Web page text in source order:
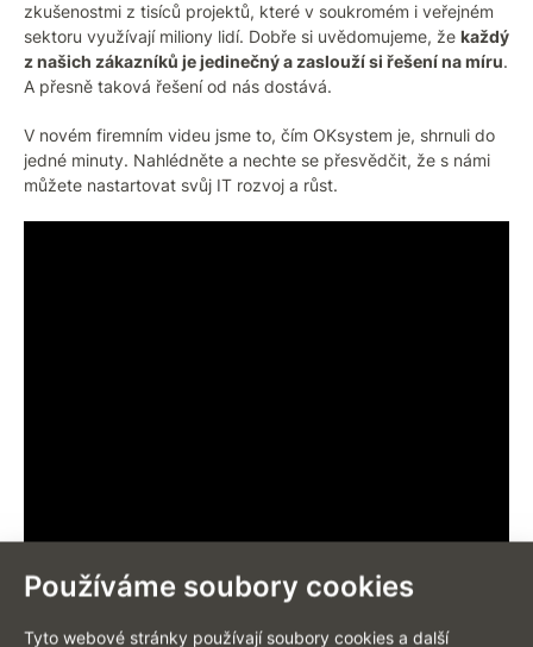
Používáme soubory cookies
Tyto webové stránky používají soubory cookies a další
zkušenostmi z tisíců projektů, které v soukromém i veřejném
sektoru využívají miliony lidí. Dobře si uvědomujeme, že každý
z našich zákazníků je jedinečný a zaslouží si řešení na míru.
A přesně taková řešení od nás dostává.
V novém firemním videu jsme to, čím OKsystem je, shrnuli do
jedné minuty. Nahlédněte a nechte se přesvědčit, že s námi
můžete nastartovat svůj IT rozvoj a růst.